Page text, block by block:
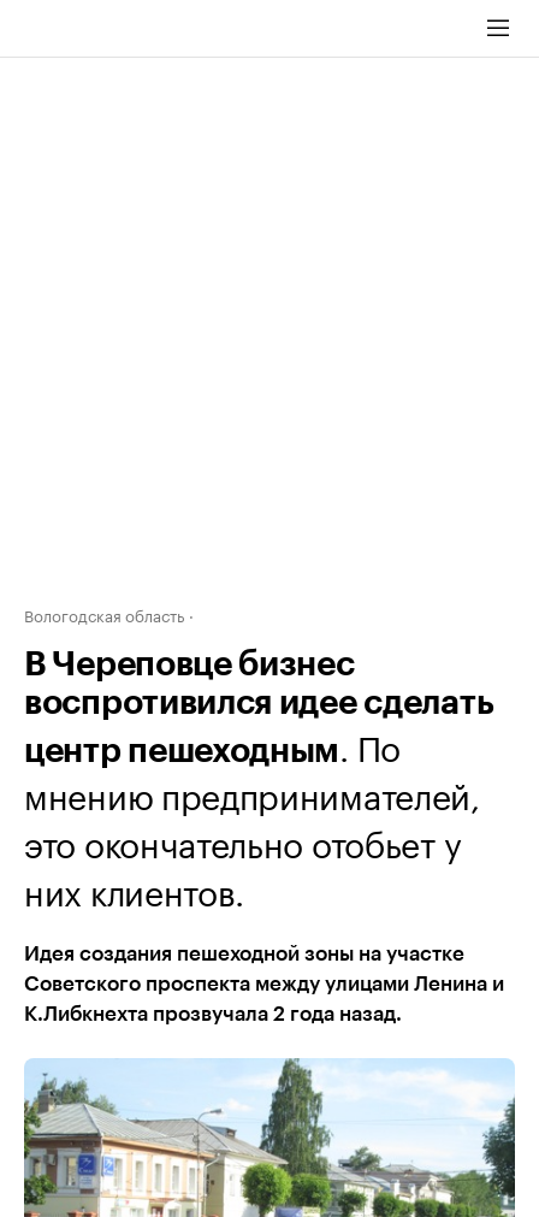
Вологодская область
В Череповце бизнес
воспротивился идее сделать
центр пешеходным. По
мнению предпринимателей,
это окончательно отобьет у
них клиентов.
Идея создания пешеходной зоны на участке
Советского проспекта между улицами Ленина и
К.Либкнехта прозвучала 2 года назад.